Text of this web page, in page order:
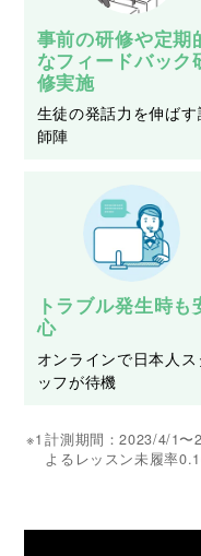
事前の研修や定期
なフィードバック
修実施
生徒の発話力を伸ばす
師陣
トラブル発生時も
心
オンラインで日本人ス
ッフが待機
※1 計測期間：2023/4/1〜
よるレッスン未履率